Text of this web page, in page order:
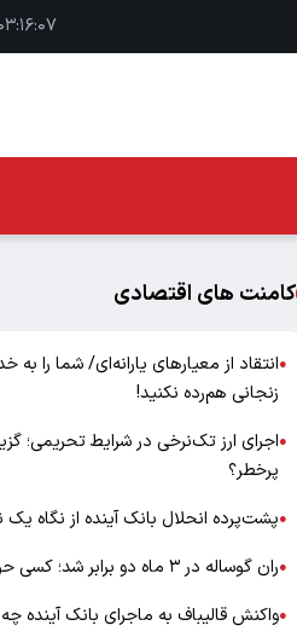
۰۳:۱۶:۰۸ - ۱۶ مرداد
کامنت های اقتصادی
●انتقاد از معیارهای یارانه‌ای/ شما را به
زنجانی هم‌رده نکنید!
●اجرای ارز تک‌نرخی در شرایط تحریمی؛
پرخطر؟
●پشت‌پرده انحلال بانک آینده از نگاه
●ران گوساله در ۳ ماه دو برابر شد؛ کسی حواسش هست؟
●واکنش قالیباف به ماجرای بانک آینده